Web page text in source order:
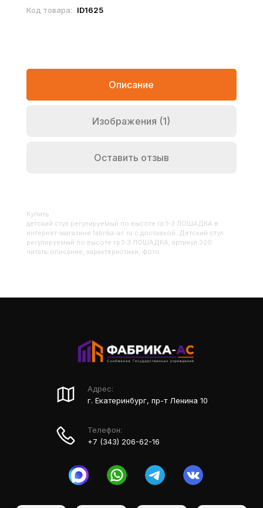
Код товара:
ID1625
Описание
Изображения (1)
Оставить отзыв
Купить
Детский стул регулируемый по высоте гр.1-3 ЛОШАДКА в
интернет-магазине fabrika-ac.ru с доставкой. Детский стул
регулируемый по высоте гр.1-3 ЛОШАДКА, артикул 320:
читать описание, характеристики, фото
Адрес:
г. Екатеринбург, пр-т Ленина 10
Телефон:
+7 (343) 206-62-16